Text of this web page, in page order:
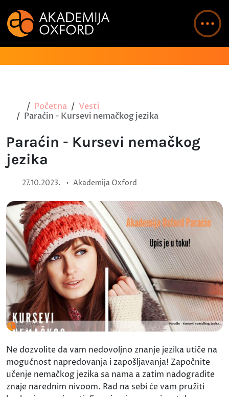
Početna
Vesti
Paraćin - Kursevi nemačkog jezika
Paraćin - Kursevi nemačkog
jezika
27.10.2023. • Akademija Oxford
Ne dozvolite da vam nedovoljno znanje jezika utiče na
mogućnost napredovanja i zapošljavanja! Započnite
učenje nemačkog jezika sa nama a zatim nadogradite
znaje narednim nivoom. Rad na sebi će vam pružiti